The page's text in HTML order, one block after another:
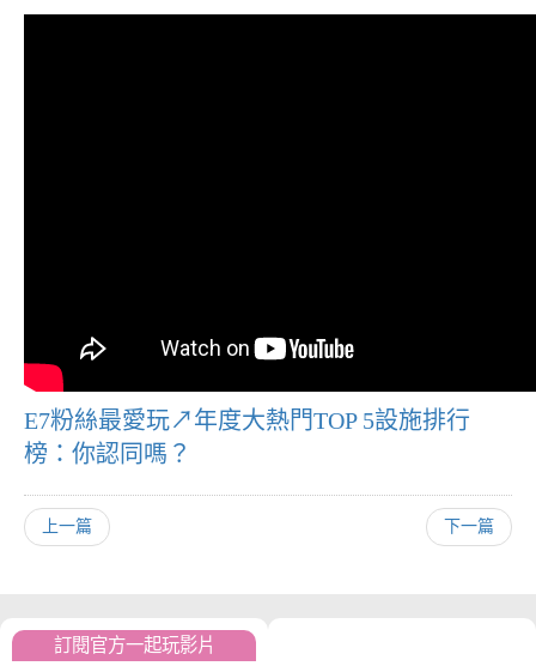
E7粉絲最愛玩↗年度大熱門TOP 5設施排行
榜：你認同嗎？
上一篇 下一篇
訂閱官方一起玩影片